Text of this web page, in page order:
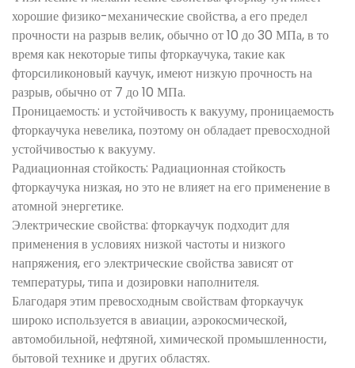
хорошие физико-механические свойства, а его предел
прочности на разрыв велик, обычно от 10 до 30 МПа, в то
время как некоторые типы фторкаучука, такие как
фторсиликоновый каучук, имеют низкую прочность на
разрыв, обычно от 7 до 10 МПа.
Проницаемость: и устойчивость к вакууму, проницаемость
фторкаучука невелика, поэтому он обладает превосходной
устойчивостью к вакууму.
Радиационная стойкость: Радиационная стойкость
фторкаучука низкая, но это не влияет на его применение в
атомной энергетике.
Электрические свойства: фторкаучук подходит для
применения в условиях низкой частоты и низкого
напряжения, его электрические свойства зависят от
температуры, типа и дозировки наполнителя.
Благодаря этим превосходным свойствам фторкаучук
широко используется в авиации, аэрокосмической,
автомобильной, нефтяной, химической промышленности,
бытовой технике и других областях.